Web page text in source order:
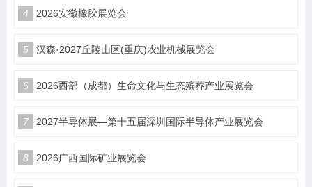
4 2026安徽橡胶展览会
5 汉森·2027丘陵山区(重庆)农业机械展览会
6 2026西部（成都）生命文化与生态殡葬产业展览会
7 2027半导体展—第十五届深圳国际半导体产业展览会
8 2026广西国际矿业展览会